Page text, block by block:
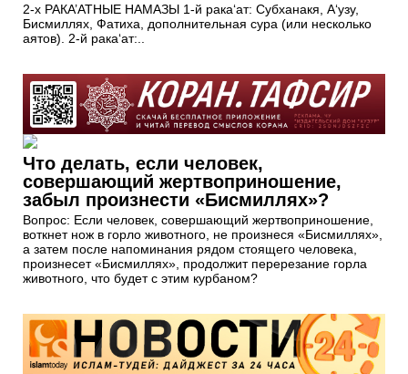
2-х РАКА’АТНЫЕ НАМАЗЫ 1-й рака‘ат: Субханакя, А‘узу,
Бисмиллях, Фатиха, дополнительная сура (или несколько
аятов). 2-й рака‘ат:..
Что делать, если человек,
совершающий жертвоприношение,
забыл произнести «Бисмиллях»?
Вопрос: Если человек, совершающий жертвоприношение,
воткнет нож в горло животного, не произнеся «Бисмиллях»,
а затем после напоминания рядом стоящего человека,
произнесет «Бисмиллях», продолжит перерезание горла
животного, что будет с этим курбаном?